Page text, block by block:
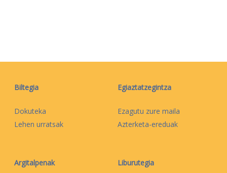
Biltegia
Dokuteka
Lehen urratsak
Egiaztatzegintza
Ezagutu zure maila
Azterketa-ereduak
Argitalpenak Liburutegia